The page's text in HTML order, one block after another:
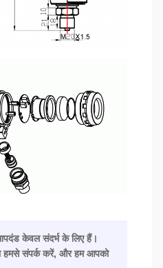
केवल संदर्भ के लिए हैं।
हमसे संपर्क करें, और हम आपको